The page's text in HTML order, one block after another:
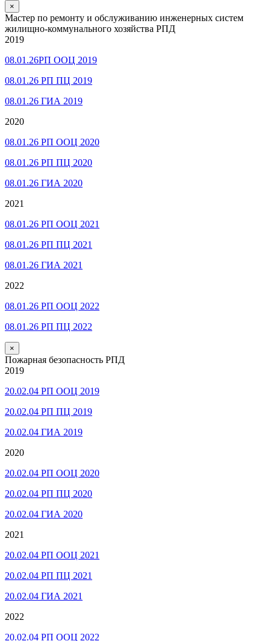
×
Мастер по ремонту и обслуживанию инженерных систем
жилищно-коммунального хозяйства РПД
2019
08.01.26РП ООЦ 2019
08.01.26 РП ПЦ 2019
08.01.26 ГИА 2019
2020
08.01.26 РП ООЦ 2020
08.01.26 РП ПЦ 2020
08.01.26 ГИА 2020
2021
08.01.26 РП ООЦ 2021
08.01.26 РП ПЦ 2021
08.01.26 ГИА 2021
2022
08.01.26 РП ООЦ 2022
08.01.26 РП ПЦ 2022
×
Пожарная безопасность РПД
2019
20.02.04 РП ООЦ 2019
20.02.04 РП ПЦ 2019
20.02.04 ГИА 2019
2020
20.02.04 РП ООЦ 2020
20.02.04 РП ПЦ 2020
20.02.04 ГИА 2020
2021
20.02.04 РП ООЦ 2021
20.02.04 РП ПЦ 2021
20.02.04 ГИА 2021
2022
20.02.04 РП ООЦ 2022